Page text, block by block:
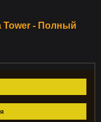
Tower - Полный